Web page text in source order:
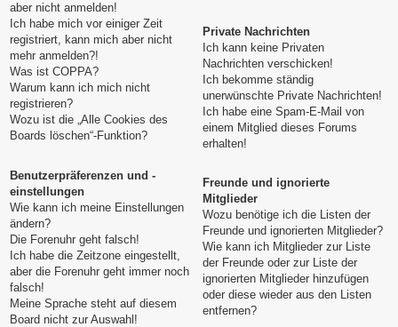
aber nicht anmelden!
Ich habe mich vor einiger Zeit
registriert, kann mich aber nicht
mehr anmelden?!
Was ist COPPA?
Warum kann ich mich nicht
registrieren?
Wozu ist die „Alle Cookies des
Boards löschen“-Funktion?
Benutzerpräferenzen und -
einstellungen
Wie kann ich meine Einstellungen
ändern?
Die Forenuhr geht falsch!
Ich habe die Zeitzone eingestellt,
aber die Forenuhr geht immer noch
falsch!
Meine Sprache steht auf diesem
Board nicht zur Auswahl!
Private Nachrichten
Ich kann keine Privaten
Nachrichten verschicken!
Ich bekomme ständig
unerwünschte Private Nachrichten!
Ich habe eine Spam-E-Mail von
einem Mitglied dieses Forums
erhalten!
Freunde und ignorierte
Mitglieder
Wozu benötige ich die Listen der
Freunde und ignorierten Mitglieder?
Wie kann ich Mitglieder zur Liste
der Freunde oder zur Liste der
ignorierten Mitglieder hinzufügen
oder diese wieder aus den Listen
entfernen?